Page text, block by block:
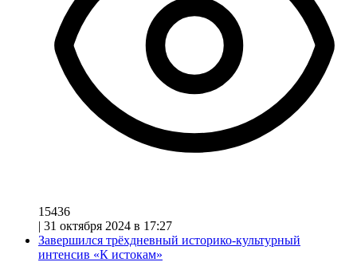
15436
| 31 октября 2024 в 17:27
Завершился трёхдневный историко-культурный
интенсив «К истокам»